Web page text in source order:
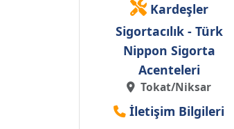
Kardeşler
Sigortacılık - Türk
Nippon Sigorta
Acenteleri
Tokat/Niksar
İletişim Bilgileri